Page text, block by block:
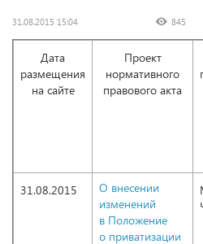
31.08.2015 15:04 845
Дата
размещения
на сайте
Проект
нормативного
правового акта
31.08.2015
О внесении
изменений
в Положение
о приватизации